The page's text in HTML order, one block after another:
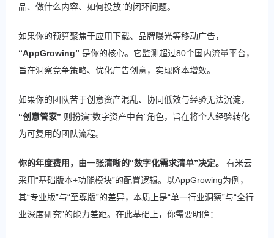
品、做什么内容、如何投放”的闭环问题。
如果你的预算聚焦于应用下载、品牌曝光等移动广告，
“AppGrowing” ​ 是你的核心。它监测超过80个国内流量平台，
旨在洞察竞争策略、优化广告创意，实现降本增效。
如果你的团队苦于创意资产混乱、协同低效与经验无法沉淀，
“创意管家” ​ 则扮演“数字资产中台”角色，旨在将个人经验转化
为可复用的团队流程。
你的年度费用，由一张清晰的“数字化需求清单”决定。
​ 有米云
采用“基础版本+功能模块”的配置逻辑。以AppGrowing为例，
其“专业版”与“至尊版”的差异，本质上是“单一行业洞察”与“全行
业深度研究”的能力差距。在此基础上，你需要明确：